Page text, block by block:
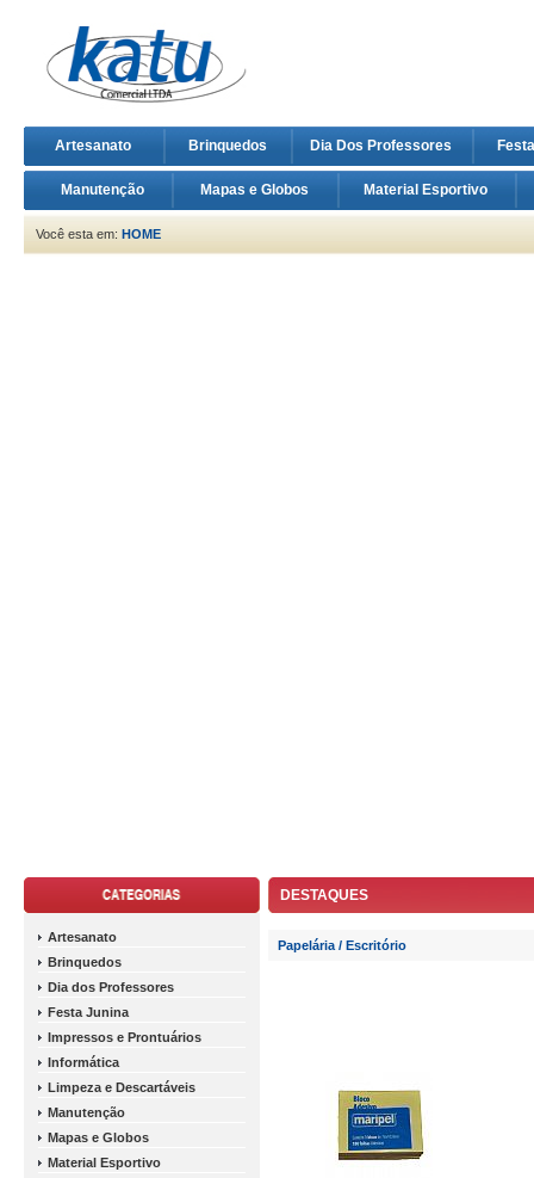
Artesanato Brinquedos Dia Dos Professores
Manutenção Mapas e Globos Material Esportivo
Você esta em: HOME
Artesanato
Brinquedos
Dia dos Professores
Festa Junina
Impressos e Prontuários
Informática
Limpeza e Descartáveis
Manutenção
Mapas e Globos
Material Esportivo
DESTAQUES
Papelária / Escritório